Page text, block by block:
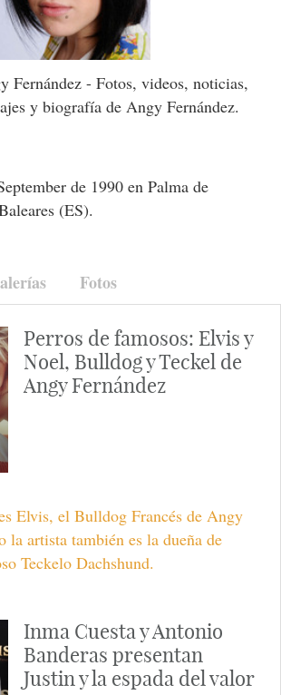
Fernández - Fotos, videos, noticias,
y biografía de Angy Fernández.
de 1990 en Palma de
(ES).
Fotos
Perros de famosos: Elvis y
Noel, Bulldog y Teckel de
Angy Fernández
Elvis, el Bulldog Francés de Angy
la artista también es la dueña de
Teckelo Dachshund.
Inma Cuesta y Antonio
Banderas presentan
Justin y la espada del valor